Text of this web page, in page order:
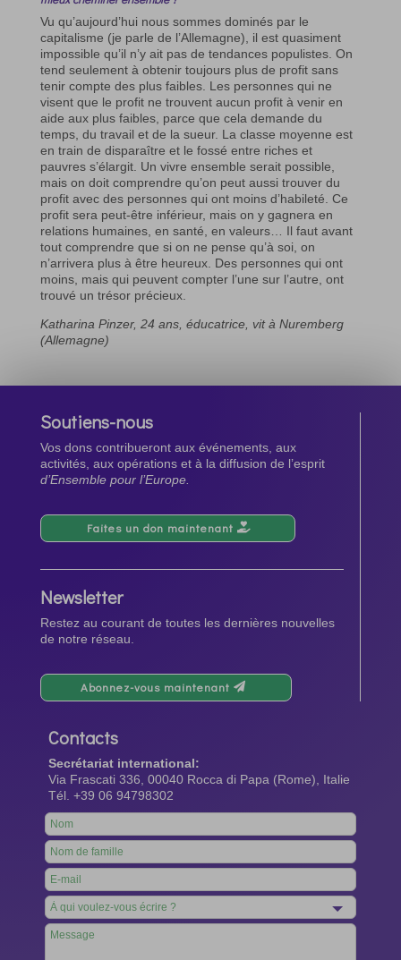
Vu qu’aujourd’hui nous sommes dominés par le
capitalisme (je parle de l’Allemagne), il est quasiment
impossible qu’il n’y ait pas de tendances populistes. On
tend seulement à obtenir toujours plus de profit sans
tenir compte des plus faibles. Les personnes qui ne
visent que le profit ne trouvent aucun profit à venir en
aide aux plus faibles, parce que cela demande du
temps, du travail et de la sueur. La classe moyenne est
en train de disparaître et le fossé entre riches et
pauvres s’élargit. Un vivre ensemble serait possible,
mais on doit comprendre qu’on peut aussi trouver du
profit avec des personnes qui ont moins d’habileté. Ce
profit sera peut-être inférieur, mais on y gagnera en
relations humaines, en santé, en valeurs… Il faut avant
tout comprendre que si on ne pense qu’à soi, on
n’arrivera plus à être heureux. Des personnes qui ont
moins, mais qui peuvent compter l’une sur l’autre, ont
trouvé un trésor précieux.
Katharina Pinzer, 24 ans, éducatrice, vit à Nuremberg
(Allemagne)
Soutiens-nous
Vos dons contribueront aux événements, aux
activités, aux opérations et à la diffusion de l’esprit
d’Ensemble pour l’Europe.
Faites un don maintenant
Newsletter
Restez au courant de toutes les dernières nouvelles
de notre réseau.
Abonnez-vous maintenant
Contacts
Secrétariat international:
Via Frascati 336, 00040 Rocca di Papa (Rome), Italie
Tél. +39 06 94798302
Leave
this
field
blank